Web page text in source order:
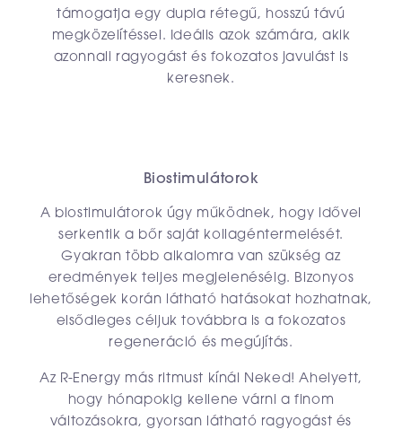
támogatja egy dupla rétegű, hosszú távú
megközelítéssel. Ideális azok számára, akik
azonnali ragyogást és fokozatos javulást is
keresnek.
Biostimulátorok
A biostimulátorok úgy működnek, hogy idővel
serkentik a bőr saját kollagéntermelését.
Gyakran több alkalomra van szükség az
eredmények teljes megjelenéséig. Bizonyos
lehetőségek korán látható hatásokat hozhatnak,
elsődleges céljuk továbbra is a fokozatos
regeneráció és megújítás.
Az R-Energy más ritmust kínál Neked! Ahelyett,
hogy hónapokig kellene várni a finom
változásokra, gyorsan látható ragyogást és